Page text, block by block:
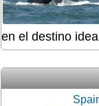
en el destino